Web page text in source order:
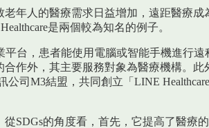
年人的醫療需求日益增加，遠距醫療
是兩個較為知名的例子。
平台，患者能使用電腦或智能手機進行
作外，其主要服務對象為醫療機構。
司M3結盟，共同創立「LINE
SDGs的角度看，首先，它提高了醫